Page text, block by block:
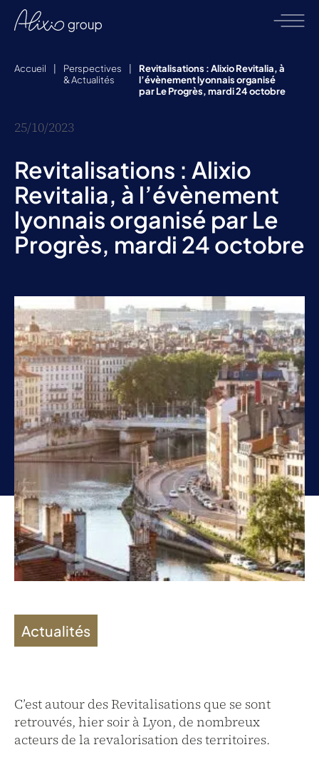
Accueil
Perspectives
& Actualités
Revitalisations : Alixio Revitalia, à
l’évènement lyonnais organisé
par Le Progrès, mardi 24 octobre
25/10/2023
Revitalisations : Alixio
Revitalia, à l’évènement
lyonnais organisé par Le
Progrès, mardi 24 octobre
Actualités
C’est autour des Revitalisations que se sont
retrouvés, hier soir à Lyon, de nombreux
acteurs de la revalorisation des territoires.
Fullscreen Mode